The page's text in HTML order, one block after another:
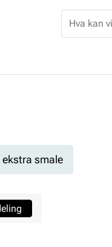
ekstra smale